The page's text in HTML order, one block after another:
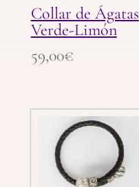
Collar de Ágatas
Verde-Limón
59,00€